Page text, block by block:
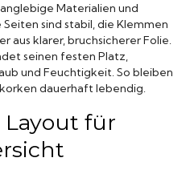
Materialien und
sind stabil, die Klemmen
aus klarer, bruchsicherer Folie.
seinen festen Platz,
und Feuchtigkeit. So bleiben
dauerhaft lebendig.
für